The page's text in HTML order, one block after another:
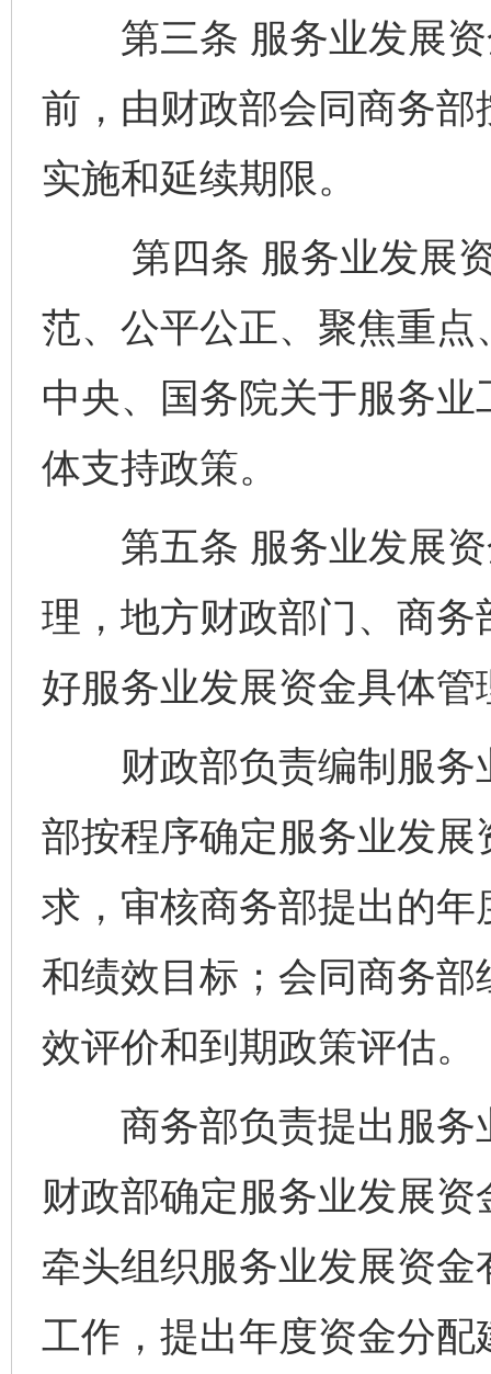
第三条 服务业发展资
前，由财政部会同商务
实施和延续期限。
第四条 服务业发展资
范、公平公正、聚焦重
中央、国务院关于服务
体支持政策。
第五条 服务业发展资
理，地方财政部门、商
好服务业发展资金具体
财政部负责编制服务
部按程序确定服务业发
求，审核商务部提出的
和绩效目标；会同商务
效评价和到期政策评估。
商务部负责提出服务
财政部确定服务业发展
牵头组织服务业发展资
工作，提出年度资金分